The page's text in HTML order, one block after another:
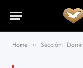
Home » Sección: